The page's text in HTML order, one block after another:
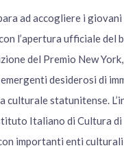
ad accogliere i
l’apertura ufficiale del
del Premio New
desiderosi di
culturale statunitense.
Italiano di Cultura di
importanti enti